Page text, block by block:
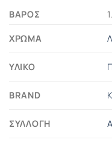
ΒΆΡΟΣ
ΧΡΏΜΑ
ΥΛΙΚΌ
BRAND
ΣΥΛΛΟΓΉ